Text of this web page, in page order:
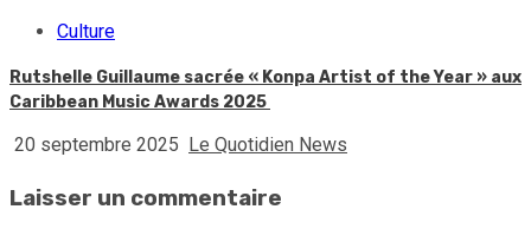
Culture
Rutshelle Guillaume sacrée « Konpa Artist of the Year » aux
Caribbean Music Awards 2025
20 septembre 2025 Le Quotidien News
Laisser un commentaire